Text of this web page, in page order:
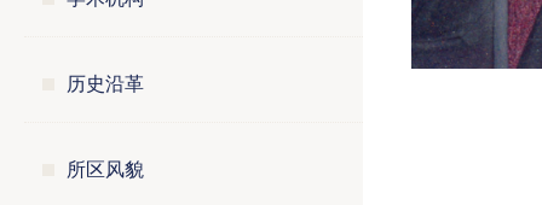
历史沿革
所区风貌